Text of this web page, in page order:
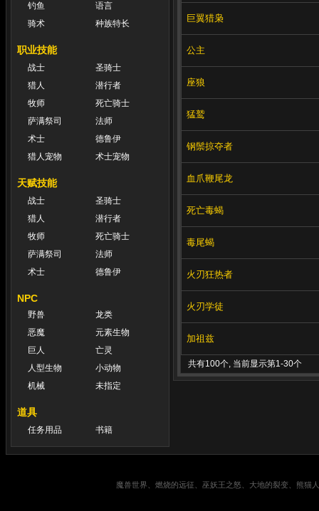
钓鱼
语言
骑术
种族特长
职业技能
战士
圣骑士
猎人
潜行者
牧师
死亡骑士
萨满祭司
法师
术士
德鲁伊
猎人宠物
术士宠物
天赋技能
战士
圣骑士
猎人
潜行者
牧师
死亡骑士
萨满祭司
法师
术士
德鲁伊
NPC
野兽
龙类
恶魔
元素生物
巨人
亡灵
人型生物
小动物
机械
未指定
道具
任务用品 书籍
巨翼猎枭
公主
座狼
猛鹫
钢鬃掠夺者
血爪鞭尾龙
死亡毒蝎
毒尾蝎
火刃狂热者
火刃学徒
加祖兹
共有100个, 当前显示第1-30个
魔兽世界、燃烧的远征、巫妖王之怒、大地的裂变、熊猫